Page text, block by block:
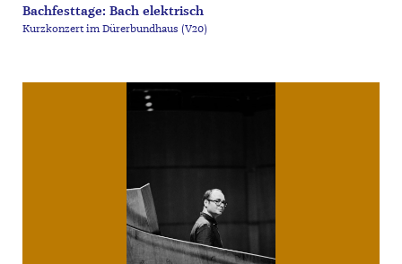
Bachfesttage: Bach elektrisch
Kurzkonzert im Dürerbundhaus (V20)